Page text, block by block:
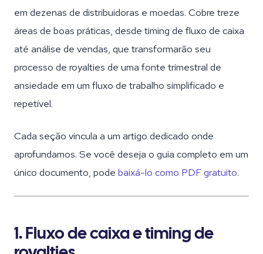
em dezenas de distribuidoras e moedas. Cobre treze
áreas de boas práticas, desde timing de fluxo de caixa
até análise de vendas, que transformarão seu
processo de royalties de uma fonte trimestral de
ansiedade em um fluxo de trabalho simplificado e
repetível.
Cada seção vincula a um artigo dedicado onde
aprofundamos. Se você deseja o guia completo em um
único documento, pode baixá-lo como PDF gratuito.
1. Fluxo de caixa e timing de